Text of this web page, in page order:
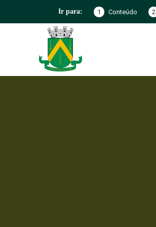
Ir para: 1 Conteúdo 2